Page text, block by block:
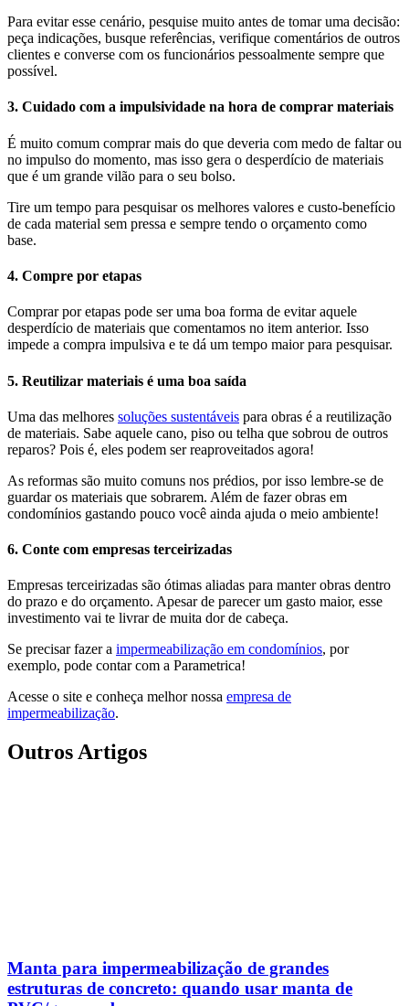
Para evitar esse cenário, pesquise muito antes de tomar uma decisão:
peça indicações, busque referências, verifique comentários de outros
clientes e converse com os funcionários pessoalmente sempre que
possível.
3. Cuidado com a impulsividade na hora de comprar materiais
É muito comum comprar mais do que deveria com medo de faltar ou
no impulso do momento, mas isso gera o desperdício de materiais
que é um grande vilão para o seu bolso.
Tire um tempo para pesquisar os melhores valores e custo-benefício
de cada material sem pressa e sempre tendo o orçamento como
base.
4. Compre por etapas
Comprar por etapas pode ser uma boa forma de evitar aquele
desperdício de materiais que comentamos no item anterior. Isso
impede a compra impulsiva e te dá um tempo maior para pesquisar.
5. Reutilizar materiais é uma boa saída
Uma das melhores soluções sustentáveis para obras é a reutilização
de materiais. Sabe aquele cano, piso ou telha que sobrou de outros
reparos? Pois é, eles podem ser reaproveitados agora!
As reformas são muito comuns nos prédios, por isso lembre-se de
guardar os materiais que sobrarem. Além de fazer obras em
condomínios gastando pouco você ainda ajuda o meio ambiente!
6. Conte com empresas terceirizadas
Empresas terceirizadas são ótimas aliadas para manter obras dentro
do prazo e do orçamento. Apesar de parecer um gasto maior, esse
investimento vai te livrar de muita dor de cabeça.
Se precisar fazer a impermeabilização em condomínios, por
exemplo, pode contar com a Parametrica!
Acesse o site e conheça melhor nossa empresa de
impermeabilização.
Outros Artigos
Manta para impermeabilização de grandes
estruturas de concreto: quando usar manta de